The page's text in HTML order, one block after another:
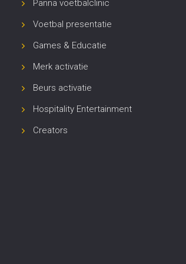
Samir Kali. De
1 tegen 1 spelen als
Panna voetbalclinic
Voetbal presentatie
Games & Educatie
Merk activatie
Beurs activatie
Hospitality Entertainment
Creators